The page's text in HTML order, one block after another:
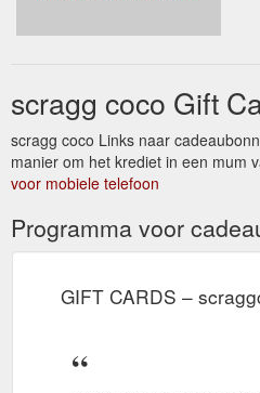
scragg coco Gift
scragg coco Links naar
manier om het krediet in een mum
voor mobiele telefoon
Programma voor
GIFT CARDS –